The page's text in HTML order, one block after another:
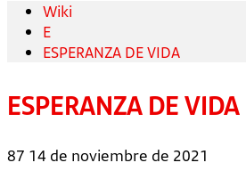
Wiki
E
ESPERANZA DE VIDA
ESPERANZA DE VIDA
87 14 de noviembre de 2021